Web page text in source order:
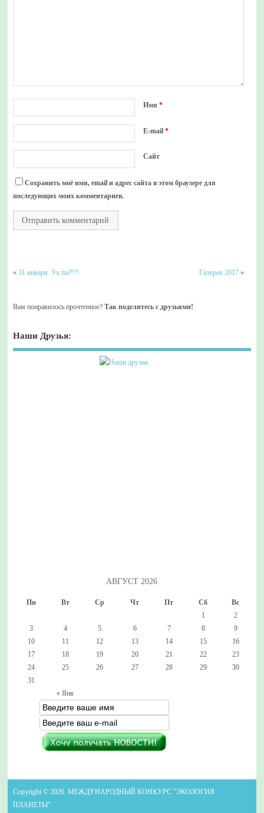
Имя *
E-mail *
Сайт
Сохранить моё имя, email и адрес сайта в этом браузере для
последующих моих комментариев.
« 31 января. Ух ты?!!! Галерея 2017»
Вам понравилось прочтенное?Так поделитесь с друзьями!
Наши Друзья:
АВГУСТ 2026
Пн Вт Ср Чт Пт Сб Вс
« Янв
1
2
3
4 5 6 7 8
9
10
11 12 13 14 15
16
17
18 19 20 21 22
23
24
25 26 27 28 29
30
31
Copyright © 2026. МЕЖДУНАРОДНЫЙ КОНКУРС "ЭКОЛОГИЯ
ПЛАНЕТЫ"